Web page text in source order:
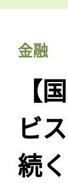
金融
【
ビ
続く